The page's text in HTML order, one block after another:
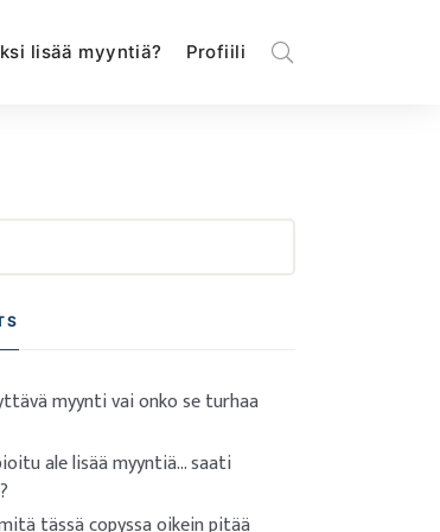
lisää myyntiä? Profiili
myynti vai onko se turhaa
ale lisää myyntiä… saati
tässä copyssa oikein pitää